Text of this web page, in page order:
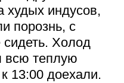
худых индусов,
порознь, с
Холод
всю теплую
13:00 доехали.